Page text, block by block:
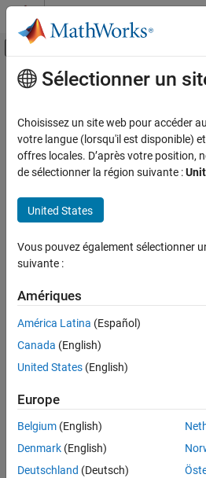
Passer au contenu
Activer/désactiver
Ressource
Contenu principal
Sélectionner un
Choisissez un site web pour accéder
votre langue (lorsqu'il est disponible)
offres locales. D’après votre position,
de sélectionner la région suivante :
United States
Vous pouvez également sélectionner
suivante :
Amériques
América Latina (Español)
Canada (English)
United States (English)
Europe
Belgium (English)
Denmark (English)
Deutschland (Deutsch)
Lutte anti-piratage
© 1994-2026 The MathWorks, Inc.